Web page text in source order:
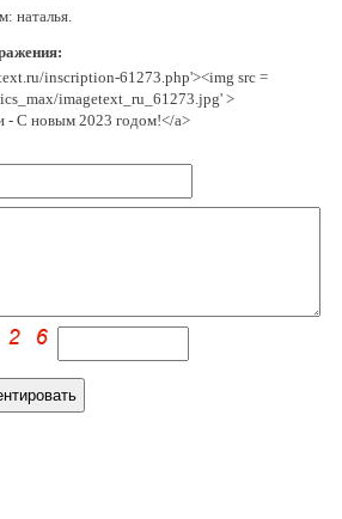
наталья.
inscription-61273.php'><img src =
imagetext_ru_61273.jpg' >
- С новым 2023 годом!</a>